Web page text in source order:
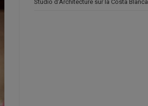
Studio d'Architecture sur la Costa Blanca